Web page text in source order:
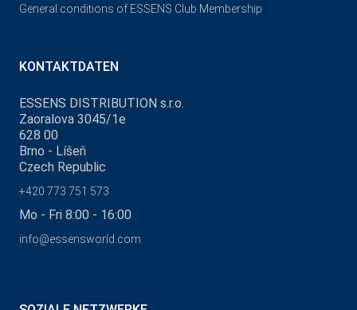
General conditions of ESSENS Club Membership
KONTAKTDATEN
ESSENS DISTRIBUTION s.r.o.
Zaoralova 3045/1e
628 00
Brno - Líšeň
Czech Republic
+420 773 751 573
Mo - Fri 8:00 - 16:00
info@essensworld.com